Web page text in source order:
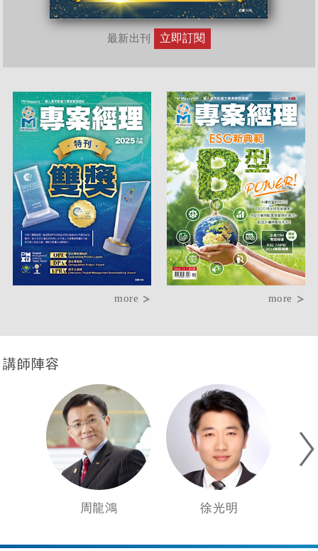
最新出刊 立即訂閱
more more
講師陣容
周龍鴻 徐光明